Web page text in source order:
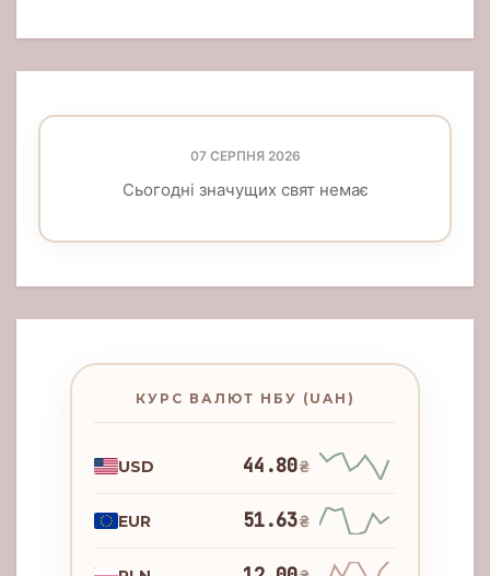
07 СЕРПНЯ 2026
Сьогодні значущих свят немає
КУРС ВАЛЮТ НБУ (UAH)
USD 44.80₴
EUR 51.63₴